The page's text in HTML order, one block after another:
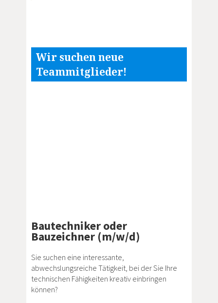
Wir suchen neue
Teammitglieder!
Bautechniker oder
Bauzeichner (m/w/d)
Sie suchen eine interessante,
abwechslungsreiche Tätigkeit, bei der Sie Ihre
technischen Fähigkeiten kreativ einbringen
können?